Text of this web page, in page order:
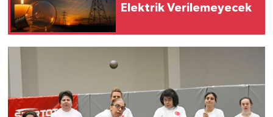
Elektrik Verilemeyecek